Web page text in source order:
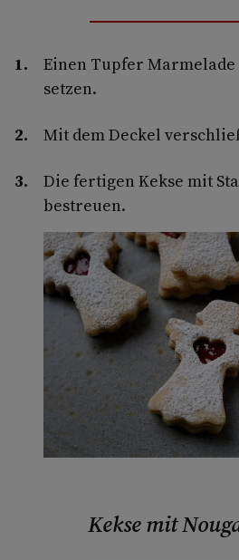
Einen Tupfer
setzen.
Mit dem Deckel
Die fertigen Kekse mit
bestreuen.
Kekse mit